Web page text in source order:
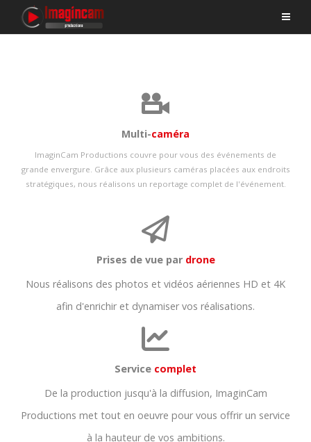
Multi-caméra
ImaginCam Productions couvre pour vous des événements de
grande envergure. Grâce aux plusieurs caméras placées aux endroits
stratégiques, nous réalisons un reportage complet de l'événement.
Prises de vue par drone
Nous réalisons des photos et vidéos aériennes HD et 4K
afin d'enrichir et dynamiser vos réalisations.
Service complet
De la production jusqu'à la diffusion, ImaginCam
Productions met tout en oeuvre pour vous offrir un service
à la hauteur de vos ambitions.